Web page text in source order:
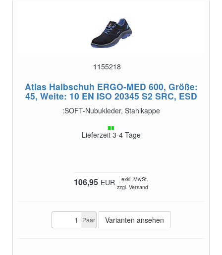
1155218
Atlas Halbschuh ERGO-MED 600, Größe:
45, Weite: 10 EN ISO 20345 S2 SRC, ESD
:SOFT-Nubukleder, Stahlkappe
Lieferzeit 3-4 Tage
106,95 EUR
exkl. MwSt.
zzgl. Versand
Paar Varianten ansehen